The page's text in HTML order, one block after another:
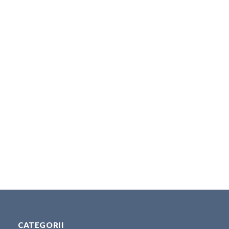
CATEGORII